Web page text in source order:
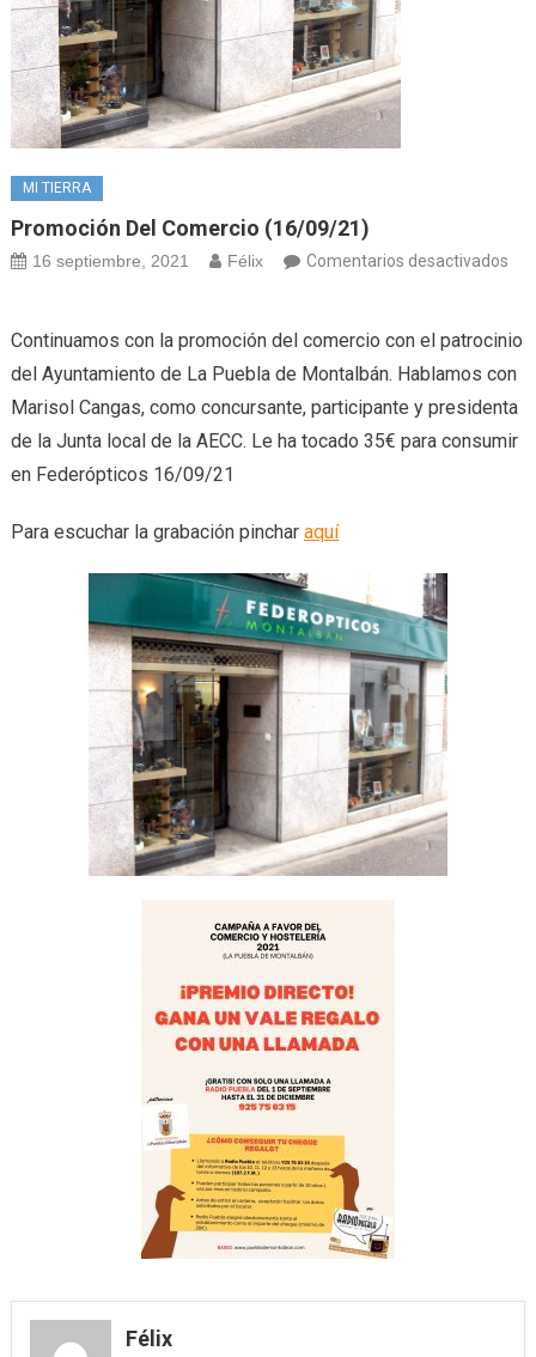
MI TIERRA
Promoción Del Comercio (16/09/21)
16 septiembre, 2021 Félix
Comentarios desactivados
del
comercio
(16/09/21)
Continuamos con la promoción del comercio con el patrocinio
del Ayuntamiento de La Puebla de Montalbán. Hablamos con
Marisol Cangas, como concursante, participante y presidenta
de la Junta local de la AECC. Le ha tocado 35€ para consumir
en Federópticos 16/09/21
Para escuchar la grabación pinchar aquí
Félix